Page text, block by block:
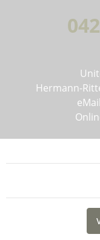
Hermann-